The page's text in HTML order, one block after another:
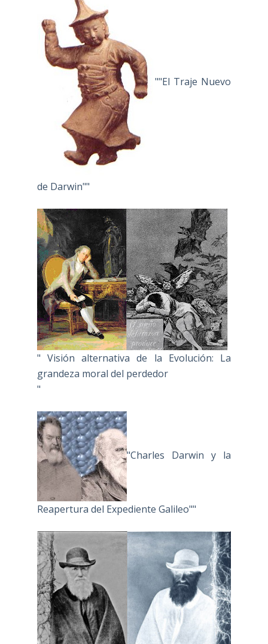
""El Traje Nuevo
de Darwin""
" Visión alternativa de la Evolución: La
grandeza moral del perdedor
"
"Charles Darwin y la
Reapertura del Expediente Galileo""